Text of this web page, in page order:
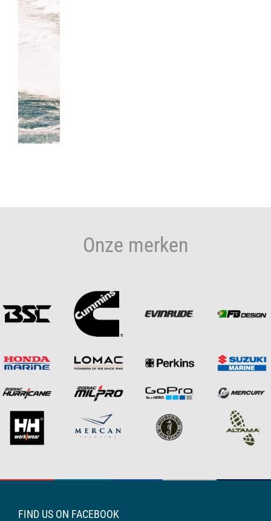
Onze merken
FIND US ON FACEBOOK